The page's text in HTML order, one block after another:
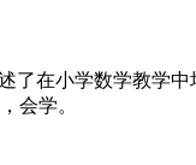
了在小学数学教学
会学。